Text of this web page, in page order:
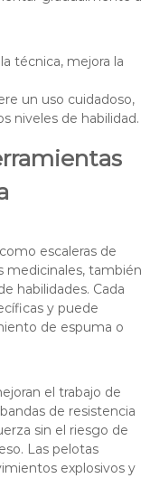
técnica, mejora la
un uso cuidadoso,
niveles de habilidad.
escaleras de
medicinales, también
habilidades. Cada
y puede
de espuma o
el trabajo de
de resistencia
sin el riesgo de
Las pelotas
explosivos y